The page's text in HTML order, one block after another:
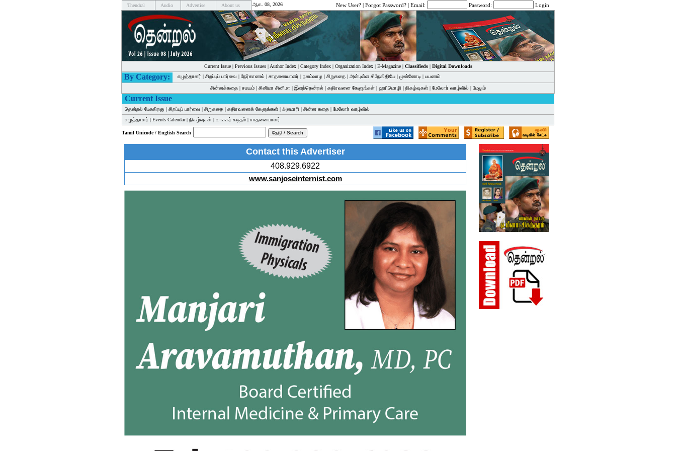
Thendral Audio Advertise About us ஆக. 08, 2026 New User? | Forgot Password? | Email: Password: Login
Current Issue| Previous Issues| Author Index| Category Index| Organization Index| E-Magazine| Classifieds| Digital Downloads
By Category: எழுத்தாளர் | சிறப்புப் பார்வை | நேர்காணல் | சாதனையாளர் | நலம்வாழ | சிறுகதை | அன்புள்ள சிநேகிதியே | முன்னோடி | பயணம்
சின்னக்கதை | சமயம் | சினிமா சினிமா | இளந்தென்றல் | கதிரவனை கேளுங்கள் | ஹரிமொழி | நிகழ்வுகள் | மேலோர் வாழ்வில் | மேலும்
Current Issue
தென்றல் பேசுகிறது | சிறப்புப் பார்வை | சிறுகதை | கதிரவனைக் கேளுங்கள் | அலமாரி | சின்ன கதை | மேலோர் வாழ்வில்
எழுத்தாளர் | Events Calendar| நிகழ்வுகள் | வாசகர் கடிதம் | சாதனையாளர்
Tamil Unicode / English Search
Contact this Advertiser
408.929.6922
www.sanjoseinternist.com